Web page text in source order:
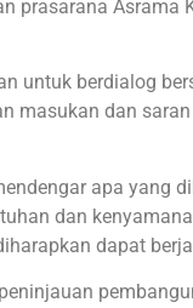
prasarana
untuk berdialog
masukan dan
apa yang
dan
dapat